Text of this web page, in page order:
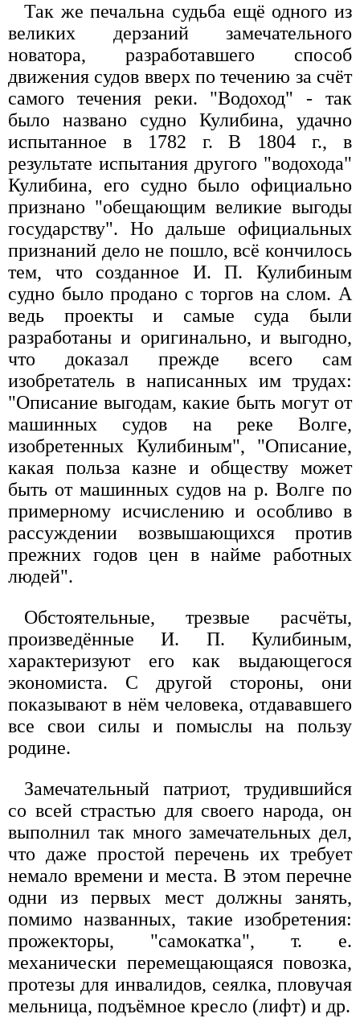
Так же печальна судьба ещё одного из
великих дерзаний замечательного
новатора, разработавшего способ
движения судов вверх по течению за счёт
самого течения реки. "Водоход" - так
было названо судно Кулибина, удачно
испытанное в 1782 г. В 1804 г., в
результате испытания другого "водохода"
Кулибина, его судно было официально
признано "обещающим великие выгоды
государству". Но дальше официальных
признаний дело не пошло, всё кончилось
тем, что созданное И. П. Кулибиным
судно было продано с торгов на слом. А
ведь проекты и самые суда были
разработаны и оригинально, и выгодно,
что доказал прежде всего сам
изобретатель в написанных им трудах:
"Описание выгодам, какие быть могут от
машинных судов на реке Волге,
изобретенных Кулибиным", "Описание,
какая польза казне и обществу может
быть от машинных судов на р. Волге по
примерному исчислению и особливо в
рассуждении возвышающихся против
прежних годов цен в найме работных
людей".
Обстоятельные, трезвые расчёты,
произведённые И. П. Кулибиным,
характеризуют его как выдающегося
экономиста. С другой стороны, они
показывают в нём человека, отдававшего
все свои силы и помыслы на пользу
родине.
Замечательный патриот, трудившийся
со всей страстью для своего народа, он
выполнил так много замечательных дел,
что даже простой перечень их требует
немало времени и места. В этом перечне
одни из первых мест должны занять,
помимо названных, такие изобретения:
прожекторы, "самокатка", т. е.
механически перемещающаяся повозка,
протезы для инвалидов, сеялка, пловучая
мельница, подъёмное кресло (лифт) и др.